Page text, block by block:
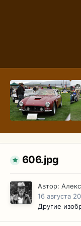
606.jpg
Автор:
16 августа
Другие